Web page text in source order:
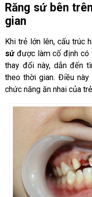
Răng sứ bên
gian
Khi trẻ lớn lên, cấu trúc
sứđược làm cố định có
thay đổi này, dẫn đến
theo thời gian. Điều
chức năng ăn nhai của